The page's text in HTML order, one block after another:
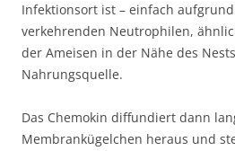
Infektionsort ist – einfach
verkehrenden Neutrophilen,
der Ameisen in der Nähe des
Nahrungsquelle.
Das Chemokin diffundiert dann
Membrankügelchen heraus und